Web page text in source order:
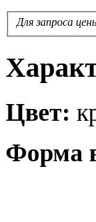
Для запроса
Цвет:
Форма